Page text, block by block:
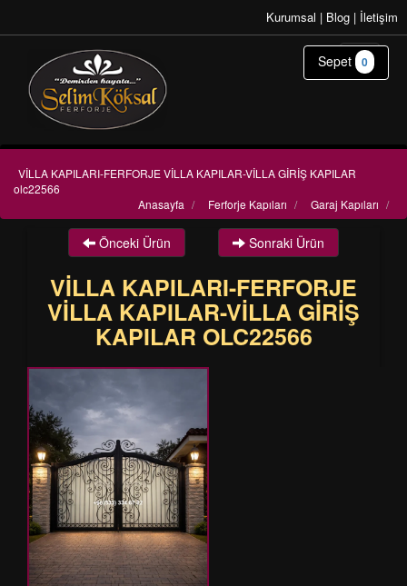
Kurumsal | Blog | İletişim
VİLLA KAPILARI-FERFORJE VİLLA KAPILAR-VİLLA GİRİŞ KAPILAR
olc22566
Garaj Kapıları /
Ferforje Kapıları /
Anasayfa /
Önceki Ürün Sonraki Ürün
VİLLA KAPILARI-FERFORJE
VİLLA KAPILAR-VİLLA GİRİŞ
KAPILAR OLC22566
Sepet 0